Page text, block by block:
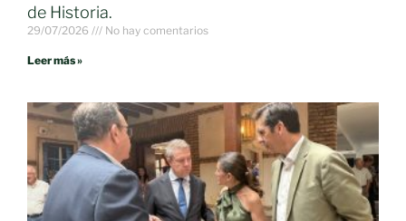
de Historia.
29/07/2026 No hay comentarios
Leer más »